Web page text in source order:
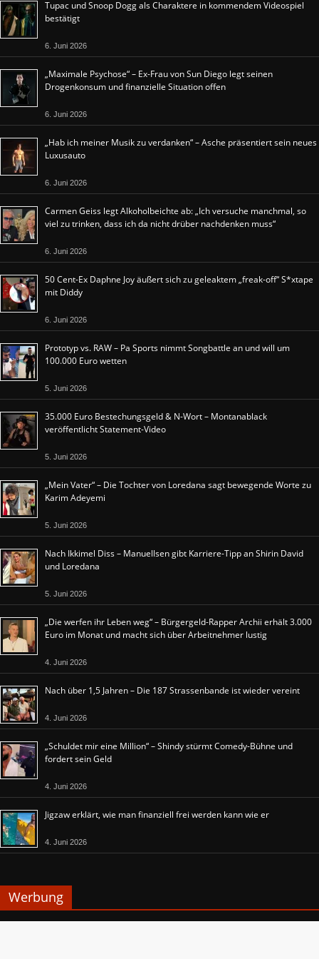
Tupac und Snoop Dogg als Charaktere in kommendem Videospiel
bestätigt
6. Juni 2026
„Maximale Psychose“ – Ex-Frau von Sun Diego legt seinen
Drogenkonsum und finanzielle Situation offen
6. Juni 2026
„Hab ich meiner Musik zu verdanken“ – Asche präsentiert sein neues
Luxusauto
6. Juni 2026
Carmen Geiss legt Alkoholbeichte ab: „Ich versuche manchmal, so
viel zu trinken, dass ich da nicht drüber nachdenken muss“
6. Juni 2026
50 Cent-Ex Daphne Joy äußert sich zu geleaktem „freak-off“ S*xtape
mit Diddy
6. Juni 2026
Prototyp vs. RAW – Pa Sports nimmt Songbattle an und will um
100.000 Euro wetten
5. Juni 2026
35.000 Euro Bestechungsgeld & N-Wort – Montanablack
veröffentlicht Statement-Video
5. Juni 2026
„Mein Vater“ – Die Tochter von Loredana sagt bewegende Worte zu
Karim Adeyemi
5. Juni 2026
Nach Ikkimel Diss – Manuellsen gibt Karriere-Tipp an Shirin David
und Loredana
5. Juni 2026
„Die werfen ihr Leben weg“ – Bürgergeld-Rapper Archii erhält 3.000
Euro im Monat und macht sich über Arbeitnehmer lustig
4. Juni 2026
Nach über 1,5 Jahren – Die 187 Strassenbande ist wieder vereint
4. Juni 2026
„Schuldet mir eine Million“ – Shindy stürmt Comedy-Bühne und
fordert sein Geld
4. Juni 2026
Jigzaw erklärt, wie man finanziell frei werden kann wie er
4. Juni 2026
Werbung